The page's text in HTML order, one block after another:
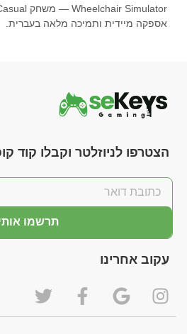
אספקה מיידית ותמיכה מלאה בעברית.
הצטרפו לניוזלטר וקבלו קוד
תרשמו
עקוב אחרינו